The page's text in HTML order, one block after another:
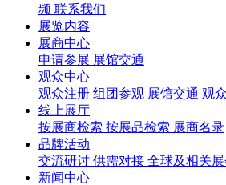
频 联系我们
展览内容
展商中心
申请参展 展馆交通
观众中心
观众注册 组团参观 展馆交通 观
线上展厅
按展商检索 按展品检索 展商名录
品牌活动
交流研讨 供需对接 全球及相关展
新闻中心